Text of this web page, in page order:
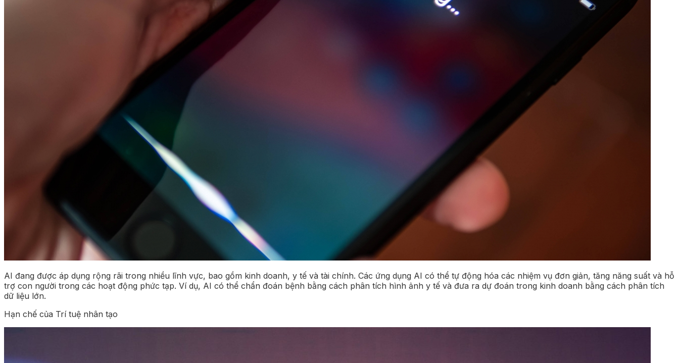
AI đang được áp dụng rộng rãi trong nhiều lĩnh vực, bao gồm kinh doanh, y tế và tài chính. Các ứng dụng AI có thể tự động hóa các nhiệm vụ đơn giản, tăng năng suất và hỗ
trợ con người trong các hoạt động phức tạp. Ví dụ, AI có thể chẩn đoán bệnh bằng cách phân tích hình ảnh y tế và đưa ra dự đoán trong kinh doanh bằng cách phân tích
dữ liệu lớn.
Hạn chế của Trí tuệ nhân tạo